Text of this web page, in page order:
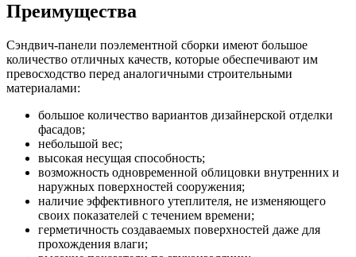
Преимущества
Сэндвич-панели поэлементной сборки имеют большое
количество отличных качеств, которые обеспечивают им
превосходство перед аналогичными строительными
материалами:
большое количество вариантов дизайнерской отделки
фасадов;
небольшой вес;
высокая несущая способность;
возможность одновременной облицовки внутренних и
наружных поверхностей сооружения;
наличие эффективного утеплителя, не изменяющего
своих показателей с течением времени;
герметичность создаваемых поверхностей даже для
прохождения влаги;